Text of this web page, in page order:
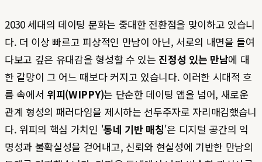
2030 세대의 데이팅 문화는 중대한 전환점을 맞이하고 있습니
다. 더 이상 빠르고 피상적인 만남이 아닌, 서로의 내면을 들여
다보고 깊은 유대감을 형성할 수 있는 진정성 있는 만남에 대
한 갈망이 그 어느 때보다 커지고 있습니다. 이러한 시대적 흐
름 속에서 위피(WIPPY)는 단순한 데이팅 앱을 넘어, 새로운
관계 형성의 패러다임을 제시하는 선두주자로 자리매김했습니
다. 위피의 핵심 가치인 '동네 기반 매칭'은 디지털 공간의 익
명성과 불확실성을 걷어내고, 신뢰와 현실성에 기반한 만남의